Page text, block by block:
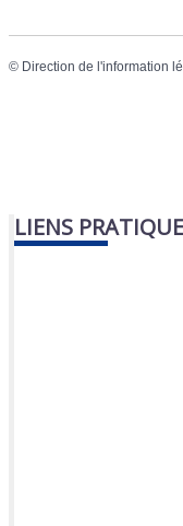
© Direction de l'information
LIENS